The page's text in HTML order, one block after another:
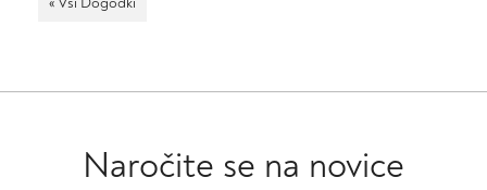
Naročite se na novice